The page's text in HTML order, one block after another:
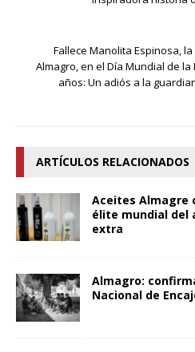
Fallece Manolita Espinosa,
Almagro, en el Día Mundial de la
años: Un adiós a la
ARTÍCULOS RELACIONADOS
Aceites Almagre
élite mundial del
extra
Almagro:
Nacional de